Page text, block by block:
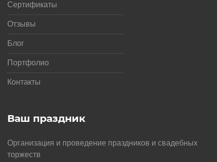
Ваш праздник
Организация и проведение праздников и свадебных
торжеств
Сертификаты
Отзывы
Блог
Портфолио
Контакты